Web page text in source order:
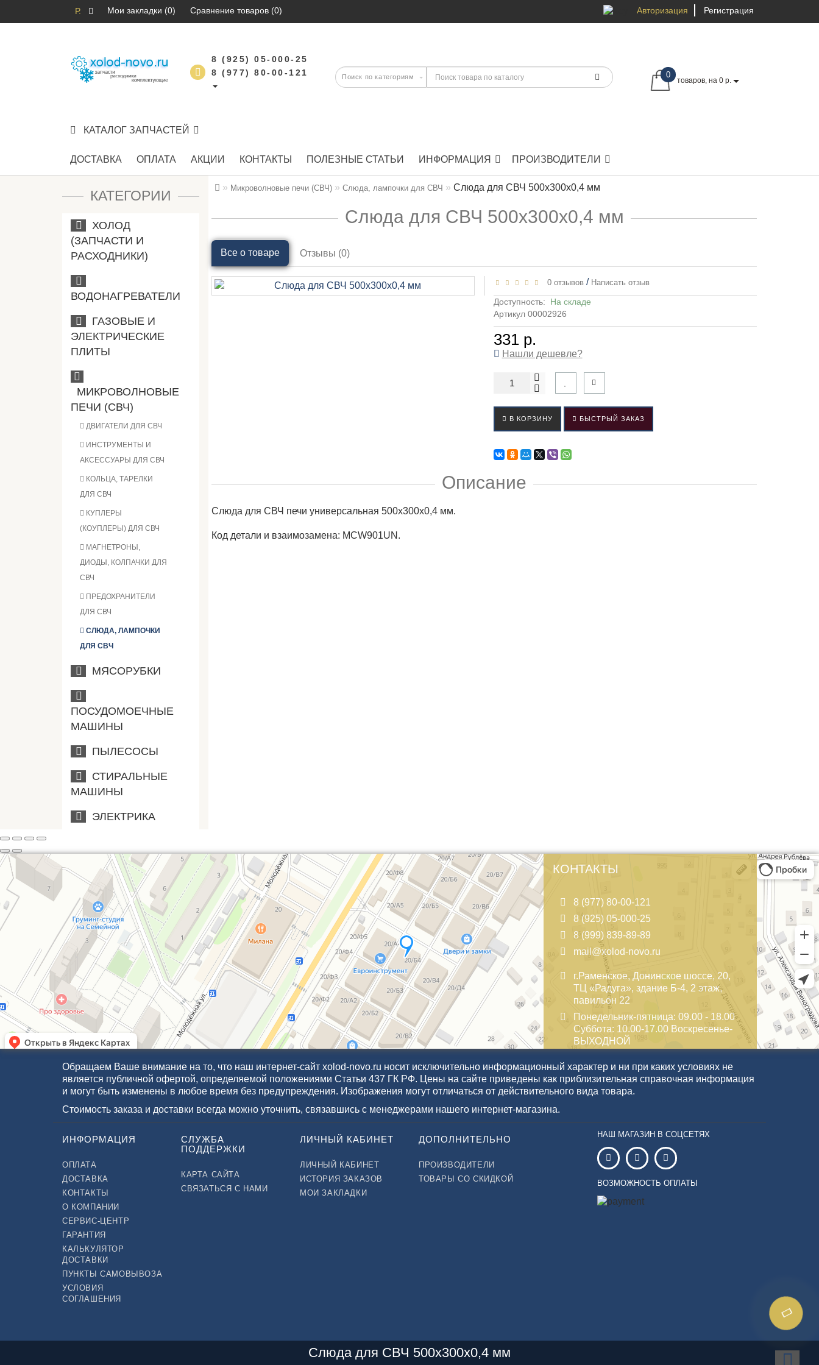
Р. Мои закладки (0) Сравнение товаров (0) Авторизация Регистрация
8 (925) 05-000-25
8 (977) 80-00-121
0
товаров, на 0 р.
КАТАЛОГ ЗАПЧАСТЕЙ
ДОСТАВКА ОПЛАТА АКЦИИ КОНТАКТЫ ПОЛЕЗНЫЕ СТАТЬИ ИНФОРМАЦИЯ ПРОИЗВОДИТЕЛИ
КАТЕГОРИИ
ХОЛОД
(ЗАПЧАСТИ И
РАСХОДНИКИ)
ВОДОНАГРЕВАТЕЛИ
ГАЗОВЫЕ И
ЭЛЕКТРИЧЕСКИЕ
ПЛИТЫ
МИКРОВОЛНОВЫЕ
ПЕЧИ (СВЧ)
ДВИГАТЕЛИ ДЛЯ СВЧ
ИНСТРУМЕНТЫ И
АКСЕССУАРЫ ДЛЯ СВЧ
КОЛЬЦА, ТАРЕЛКИ
ДЛЯ СВЧ
КУПЛЕРЫ
(КОУПЛЕРЫ) ДЛЯ СВЧ
МАГНЕТРОНЫ,
ДИОДЫ, КОЛПАЧКИ ДЛЯ
СВЧ
ПРЕДОХРАНИТЕЛИ
ДЛЯ СВЧ
СЛЮДА, ЛАМПОЧКИ
ДЛЯ СВЧ
МЯСОРУБКИ
ПОСУДОМОЕЧНЫЕ
МАШИНЫ
ПЫЛЕСОСЫ
СТИРАЛЬНЫЕ
МАШИНЫ
ЭЛЕКТРИКА
Микроволновые печи (СВЧ) Слюда, лампочки для СВЧ Слюда для СВЧ 500x300x0,4 мм
Слюда для СВЧ 500x300x0,4 мм
Все о товаре Отзывы (0)
0 отзывов / Написать отзыв
Доступность: На складе
Артикул 00002926
331 р.
Нашли дешевле?
В КОРЗИНУ БЫСТРЫЙ ЗАКАЗ
Описание
Слюда для СВЧ печи универсальная 500x300x0,4 мм.
Код детали и взаимозамена: MCW901UN.
Слюда для СВЧ 500x300x0,4 мм
КОНТАКТЫ
8 (977) 80-00-121
8 (925) 05-000-25
8 (999) 839-89-89
mail@xolod-novo.ru
г.Раменское, Донинское шоссе, 20,
ТЦ «Радуга», здание Б-4, 2 этаж,
павильон 22
Понедельник-пятница: 09.00 - 18.00
Суббота: 10.00-17.00 Воскресенье-
ВЫХОДНОЙ
Обращаем Ваше внимание на то, что наш интернет-сайт xolod-novo.ru носит исключительно информационный характер и ни при каких условиях не
является публичной офертой, определяемой положениями Статьи 437 ГК РФ. Цены на сайте приведены как приблизительная справочная информация
и могут быть изменены в любое время без предупреждения. Изображения могут отличаться от действительного вида товара.
Стоимость заказа и доставки всегда можно уточнить, связавшись с менеджерами нашего интернет-магазина.
ИНФОРМАЦИЯ
ОПЛАТА
ДОСТАВКА
КОНТАКТЫ
О КОМПАНИИ
СЕРВИС-ЦЕНТР
ГАРАНТИЯ
КАЛЬКУЛЯТОР
ДОСТАВКИ
ПУНКТЫ САМОВЫВОЗА
УСЛОВИЯ
СОГЛАШЕНИЯ
СЛУЖБА
ПОДДЕРЖКИ
КАРТА САЙТА
СВЯЗАТЬСЯ С НАМИ
ЛИЧНЫЙ КАБИНЕТ
ЛИЧНЫЙ КАБИНЕТ
ИСТОРИЯ ЗАКАЗОВ
МОИ ЗАКЛАДКИ
ДОПОЛНИТЕЛЬНО
ПРОИЗВОДИТЕЛИ
ТОВАРЫ СО СКИДКОЙ
НАШ МАГАЗИН В СОЦСЕТЯХ
ВОЗМОЖНОСТЬ ОПЛАТЫ